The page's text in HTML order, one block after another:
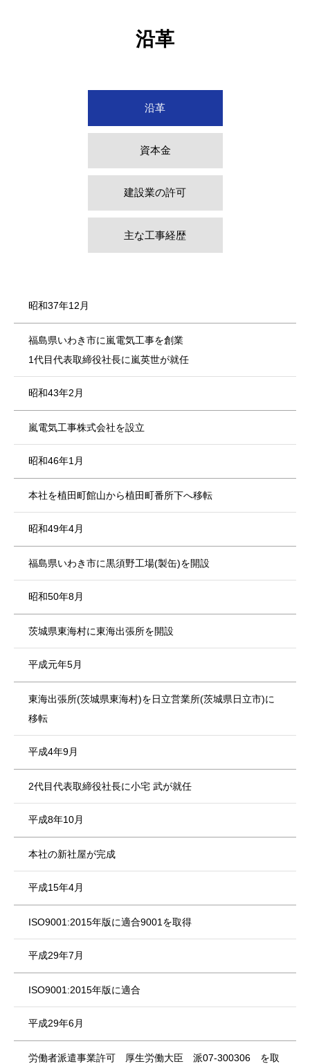
沿革
沿革
資本金
建設業の許可
主な工事経歴
昭和37年12月
福島県いわき市に嵐電気工事を創業
1代目代表取締役社長に嵐英世が就任
昭和43年2月
嵐電気工事株式会社を設立
昭和46年1月
本社を植田町館山から植田町番所下へ移転
昭和49年4月
福島県いわき市に黒須野工場(製缶)を開設
昭和50年8月
茨城県東海村に東海出張所を開設
平成元年5月
東海出張所(茨城県東海村)を日立営業所(茨城県日立市)に
移転
平成4年9月
2代目代表取締役社長に小宅 武が就任
平成8年10月
本社の新社屋が完成
平成15年4月
ISO9001:2015年版に適合9001を取得
平成29年7月
ISO9001:2015年版に適合
平成29年6月
労働者派遣事業許可 厚生労働大臣 派07-300306 を取